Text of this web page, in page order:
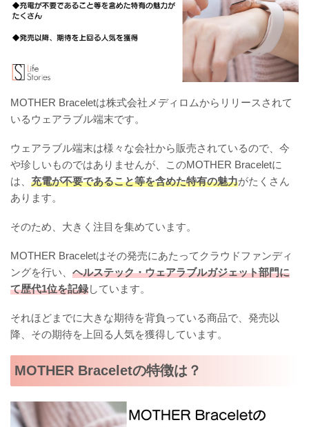
MOTHER Braceletは株式会社メディロムからリリースされて
いるウェアラブル端末です。
ウェアラブル端末は様々な会社から販売されているので、今
や珍しいものではありませんが、このMOTHER Braceletに
は、 充電が不要であること等を含めた特有の魅力がたくさん
あります。
そのため、大きく注目を集めています。
MOTHER Braceletはその発売にあたってクラウドファンディ
ングを行い、 ヘルステック・ウェアラブルガジェット部門に
て歴代1位を記録しています。
それほどまでに大きな期待を背負っている商品で、発売以
降、その期待を上回る人気を獲得しています。
MOTHER Braceletの特徴は？